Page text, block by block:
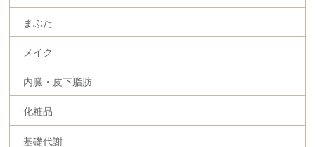
まぶた
メイク
内臓・皮下脂肪
化粧品
基礎代謝